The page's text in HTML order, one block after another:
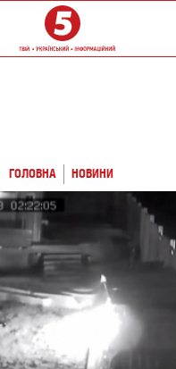
ГОЛОВНА НОВИНИ